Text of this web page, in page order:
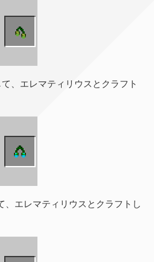
、エレマティリウスとクラフト
、エレマティリウスとクラフトし